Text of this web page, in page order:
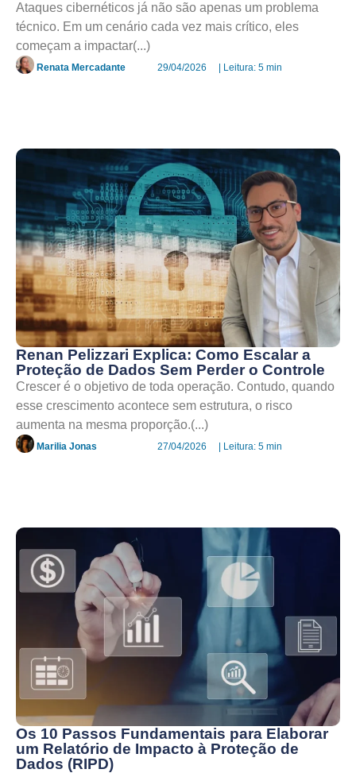
Ataques cibernéticos já não são apenas um problema
técnico. Em um cenário cada vez mais crítico, eles
começam a impactar(...)
Renata Mercadante 29/04/2026 | Leitura: 5 min
Renan Pelizzari Explica: Como Escalar a
Proteção de Dados Sem Perder o Controle
Crescer é o objetivo de toda operação. Contudo, quando
esse crescimento acontece sem estrutura, o risco
aumenta na mesma proporção.(...)
Marilia Jonas 27/04/2026 | Leitura: 5 min
Os 10 Passos Fundamentais para Elaborar
um Relatório de Impacto à Proteção de
Dados (RIPD)